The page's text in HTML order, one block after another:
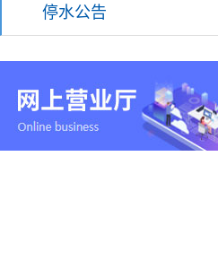
停水公告